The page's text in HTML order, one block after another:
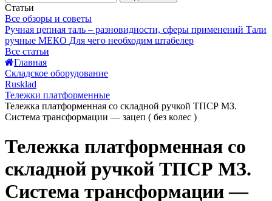
Статьи
Все обзоры и советы
Ручная цепная таль – разновидности, сферы применений Тали
ручные МЕКО Для чего необходим штабелер
Все статьи
Главная
Складское оборудование
Rusklad
Тележки платформенные
Тележка платформенная со складной ручкой ТПСР МЗ.
Система трансформации — зацеп ( без колес )
Тележка платформенная со
складной ручкой ТПСР МЗ.
Система трансформации —